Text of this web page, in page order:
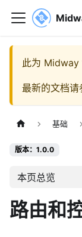
此为 Midway
最新的文档请
基础
版本：1.0.0
本页总览
路由和